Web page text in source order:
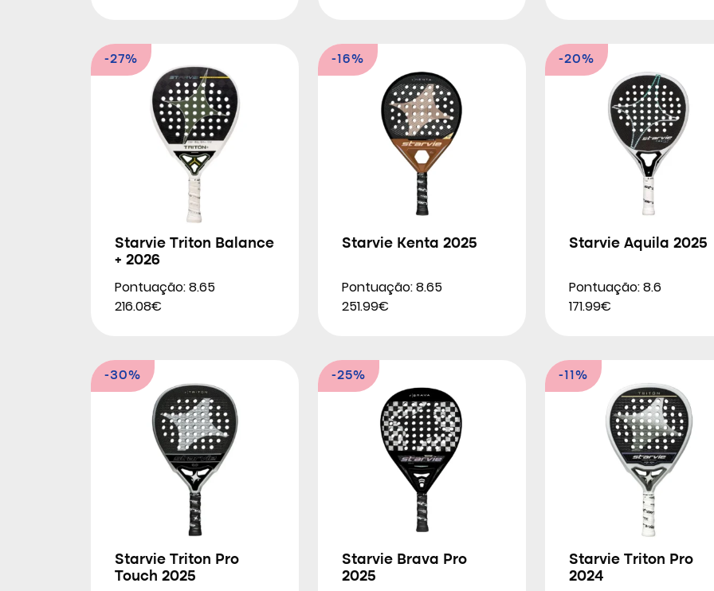
-27%
Starvie Triton Balance
+ 2026
Pontuação: 8.65
216.08€
-16%
Starvie Kenta 2025
Pontuação: 8.65
251.99€
-20%
Starvie Aquila 2025
Pontuação: 8.6
171.99€
-30%
Starvie Triton Pro
Touch 2025
-25%
Starvie Brava Pro
2025
-11%
Starvie Triton Pro
2024